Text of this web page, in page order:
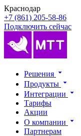
Краснодар
+7 (861) 205-58-86
Подключить сейчас
Решения
Продукты
Интеграции
Тарифы
Акции
О компании
Партнерам